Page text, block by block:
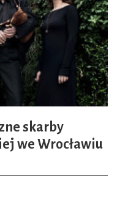
skarby
we Wrocławiu